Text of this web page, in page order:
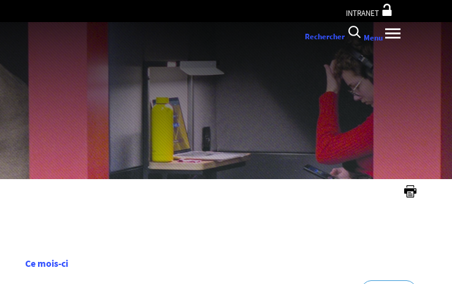
au
INTRANET
Rechercher Menu
Ce mois-ci